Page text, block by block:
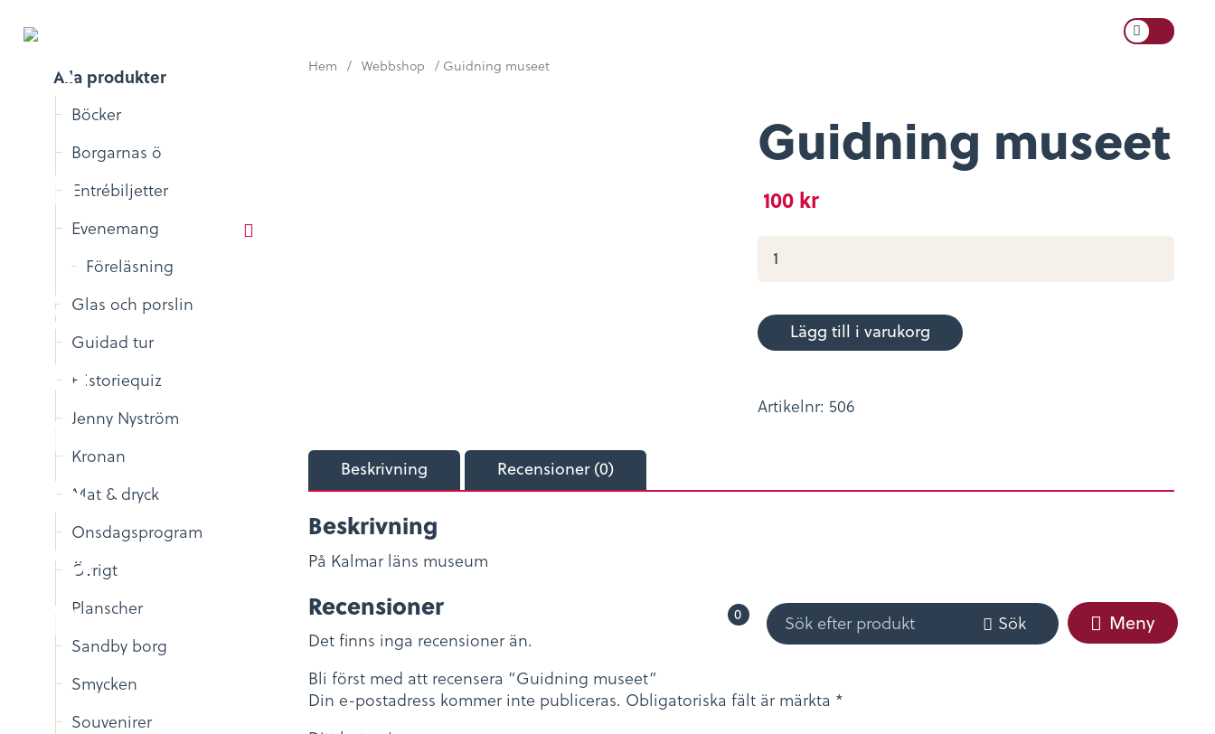
Toggle
Color
0 Sök Meny
Alla produkter
Böcker
Borgarnas ö
Entrébiljetter
Evenemang
Föreläsning
Glas och porslin
Guidad tur
Historiequiz
Jenny Nyström
Kronan
Mat & dryck
Onsdagsprogram
Övrigt
Planscher
Sandby borg
Smycken
Souvenirer
Hem / Webbshop / Guidning museet
Guidning museet
100 kr
museet
Lägg till i varukorg
Artikelnr: 506
Beskrivning Recensioner (0)
Beskrivning
På Kalmar läns museum
Recensioner
Det finns inga recensioner än.
Bli först med att recensera ”Guidning museet”
Din e-postadress kommer inte publiceras. Obligatoriska fält är märkta *